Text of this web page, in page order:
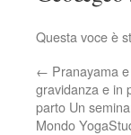
Questa voce è
← Pranayama
gravidanza e in
parto Un
Mondo